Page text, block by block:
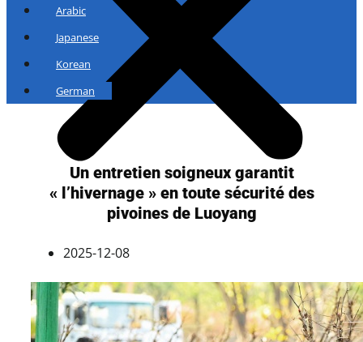
Arabic
Japanese
Korean
German
Un entretien soigneux garantit
« l’hivernage » en toute sécurité des
pivoines de Luoyang
2025-12-08